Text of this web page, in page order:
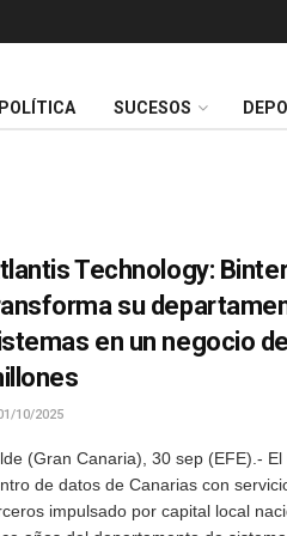
POLÍTICA SUCESOS
Technology:
su
en un negocio
10/2025
(Gran Canaria), 30 sep (EFE).- El
de datos de Canarias con
impulsado por capital local